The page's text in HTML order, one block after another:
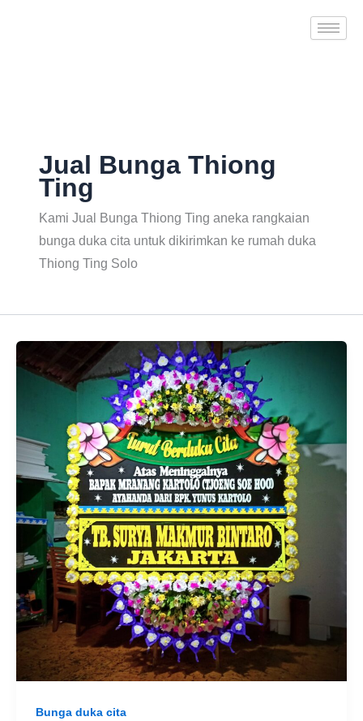
Jual Bunga Thiong
Ting
Kami Jual Bunga Thiong Ting aneka rangkaian
bunga duka cita untuk dikirimkan ke rumah duka
Thiong Ting Solo
Bunga duka cita